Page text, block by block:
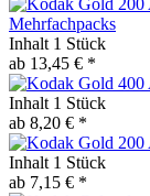
Mehrfachpacks
Inhalt 1 Stück
ab 13,45 € *
Inhalt 1 Stück
ab 8,20 € *
Inhalt 1 Stück
ab 7,15 € *